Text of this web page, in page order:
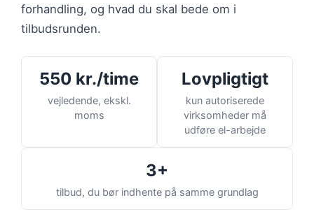
forhandling, og hvad du skal bede om i
tilbudsrunden.
550 kr./time
vejledende, ekskl.
moms
Lovpligtigt
kun autoriserede
virksomheder må
udføre el-arbejde
3+
tilbud, du bør indhente på samme grundlag